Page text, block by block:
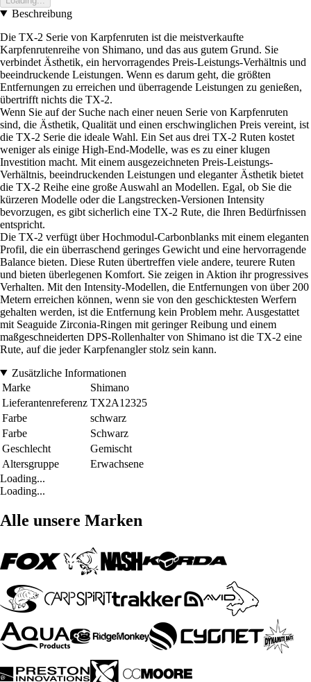
Beschreibung
Die TX-2 Serie von Karpfenruten ist die meistverkaufte
Karpfenrutenreihe von Shimano, und das aus gutem Grund. Sie
verbindet Ästhetik, ein hervorragendes Preis-Leistungs-Verhältnis und
beeindruckende Leistungen. Wenn es darum geht, die größten
Entfernungen zu erreichen und überragende Leistungen zu genießen,
übertrifft nichts die TX-2.
Wenn Sie auf der Suche nach einer neuen Serie von Karpfenruten
sind, die Ästhetik, Qualität und einen erschwinglichen Preis vereint, ist
die TX-2 Serie die ideale Wahl. Ein Set aus drei TX-2 Ruten kostet
weniger als einige High-End-Modelle, was es zu einer klugen
Investition macht. Mit einem ausgezeichneten Preis-Leistungs-
Verhältnis, beeindruckenden Leistungen und eleganter Ästhetik bietet
die TX-2 Reihe eine große Auswahl an Modellen. Egal, ob Sie die
kürzeren Modelle oder die Langstrecken-Versionen Intensity
bevorzugen, es gibt sicherlich eine TX-2 Rute, die Ihren Bedürfnissen
entspricht.
Die TX-2 verfügt über Hochmodul-Carbonblanks mit einem eleganten
Profil, die ein überraschend geringes Gewicht und eine hervorragende
Balance bieten. Diese Ruten übertreffen viele andere, teurere Ruten
und bieten überlegenen Komfort. Sie zeigen in Aktion ihr progressives
Verhalten. Mit den Intensity-Modellen, die Entfernungen von über 200
Metern erreichen können, wenn sie von den geschicktesten Werfern
gehalten werden, ist die Entfernung kein Problem mehr. Ausgestattet
mit Seaguide Zirconia-Ringen mit geringer Reibung und einem
maßgeschneiderten DPS-Rollenhalter von Shimano ist die TX-2 eine
Rute, auf die jeder Karpfenangler stolz sein kann.
Zusätzliche Informationen
Marke
Shimano
Lieferantenreferenz TX2A12325
Farbe
schwarz
Farbe
Schwarz
Geschlecht
Gemischt
Altersgruppe
Erwachsene
Loading...
Loading...
Alle unsere Marken